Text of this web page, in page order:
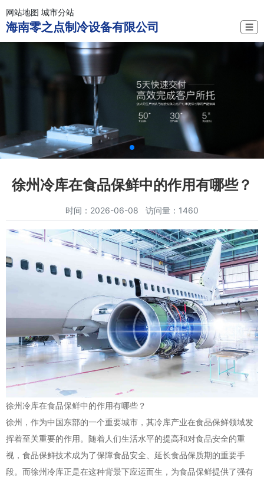
网站地图 城市分站
海南零之点制冷设备有限公司 ☰
徐州冷库在食品保鲜中的作用有哪些？
时间：2026-06-08 访问量：1460
徐州冷库在食品保鲜中的作用有哪些？
徐州，作为中国东部的一个重要城市，其冷库产业在食品保鲜领域发
挥着至关重要的作用。随着人们生活水平的提高和对食品安全的重
视，食品保鲜技术成为了保障食品安全、延长食品保质期的重要手
段。而徐州冷库正是在这种背景下应运而生，为食品保鲜提供了强有